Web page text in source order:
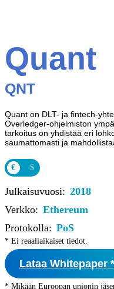
Quant
QNT
Quant on DLT- ja fintech-
Overledger-ohjelmiston
tarkoitus on yhdistää eri
saumattomasti ja
€ $
Julkaisuvuosi: 2018
Verkko: Ethereum
Protokolla: PoS
* Ei reaaliaikaiset tiedot.
Lataa Whitepaper *
* Mikään Euroopan unionin